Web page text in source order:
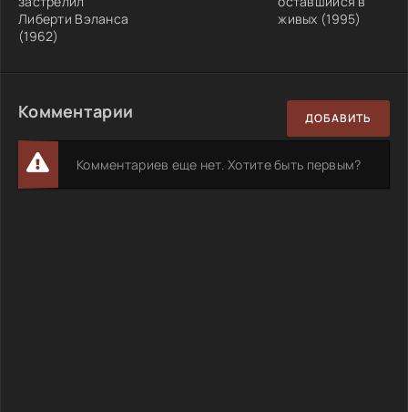
Либерти Вэланса
(1962)
живых (1995)
Комментарии ДОБАВИТЬ
Комментариев еще нет. Хотите быть первым?